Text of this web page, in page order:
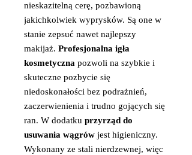
nieskazitelną cerę, pozbawioną
jakichkolwiek wyprysków. Są one w
stanie zepsuć nawet najlepszy
makijaż. Profesjonalna igła
kosmetyczna pozwoli na szybkie i
skuteczne pozbycie się
niedoskonałości bez podrażnień,
zaczerwienienia i trudno gojących się
ran. W dodatku przyrząd do
usuwania wągrów jest higieniczny.
Wykonany ze stali nierdzewnej, więc